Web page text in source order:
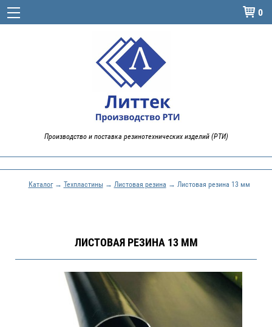
 0
Производство и поставка резинотехнических изделий (РТИ)
Каталог→ Техпластины→ Листовая резина → Листовая резина 13 мм
ЛИСТОВАЯ РЕЗИНА 13 ММ